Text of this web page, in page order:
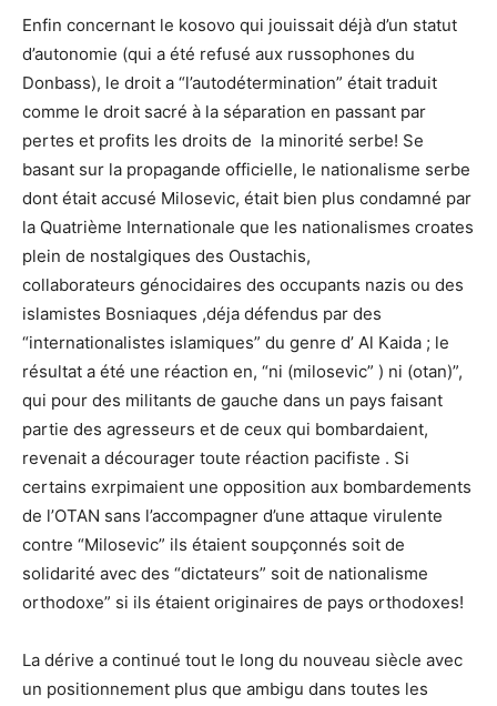
Enfin concernant le kosovo qui jouissait déjà d’un statut
d’autonomie (qui a été refusé aux russophones du
Donbass), le droit a “l’autodétermination” était traduit
comme le droit sacré à la séparation en passant par
pertes et profits les droits de la minorité serbe! Se
basant sur la propagande officielle, le nationalisme serbe
dont était accusé Milosevic, était bien plus condamné par
la Quatrième Internationale que les nationalismes croates
plein de nostalgiques des Oustachis,
collaborateurs génocidaires des occupants nazis ou des
islamistes Bosniaques ,déja défendus par des
“internationalistes islamiques” du genre d’ Al Kaida ; le
résultat a été une réaction en, “ni (milosevic” ) ni (otan)”,
qui pour des militants de gauche dans un pays faisant
partie des agresseurs et de ceux qui bombardaient,
revenait a décourager toute réaction pacifiste . Si
certains exrpimaient une opposition aux bombardements
de l’OTAN sans l’accompagner d’une attaque virulente
contre “Milosevic” ils étaient soupçonnés soit de
solidarité avec des “dictateurs” soit de nationalisme
orthodoxe” si ils étaient originaires de pays orthodoxes!
La dérive a continué tout le long du nouveau siècle avec
un positionnement plus que ambigu dans toutes les